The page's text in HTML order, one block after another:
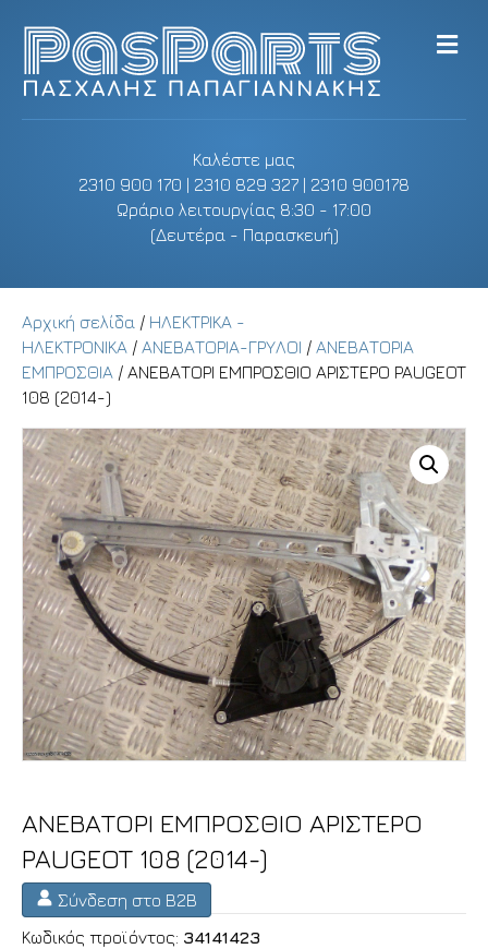
Καλέστε μας
2310 900 170 | 2310 829 327 | 2310 900178
Ωράριο λειτουργίας 8:30 - 17:00
(Δευτέρα - Παρασκευή)
M
e
Αρχική σελίδα / ΗΛΕΚΤΡΙΚΑ -
ΗΛΕΚΤΡΟΝΙΚΑ / ΑΝΕΒΑΤΟΡΙΑ-ΓΡΥΛΟΙ / ΑΝΕΒΑΤΟΡΙΑ
ΕΜΠΡΟΣΘΙΑ / ΑΝΕΒΑΤΟΡΙ ΕΜΠΡΟΣΘΙΟ ΑΡΙΣΤΕΡΟ PAUGEOT
108 (2014-)
ΑΝΕΒΑΤΟΡΙ ΕΜΠΡΟΣΘΙΟ ΑΡΙΣΤΕΡΟ
PAUGEOT 108 (2014-)
Σύνδεση στο B2B
Κωδικός προϊόντος: 34141423